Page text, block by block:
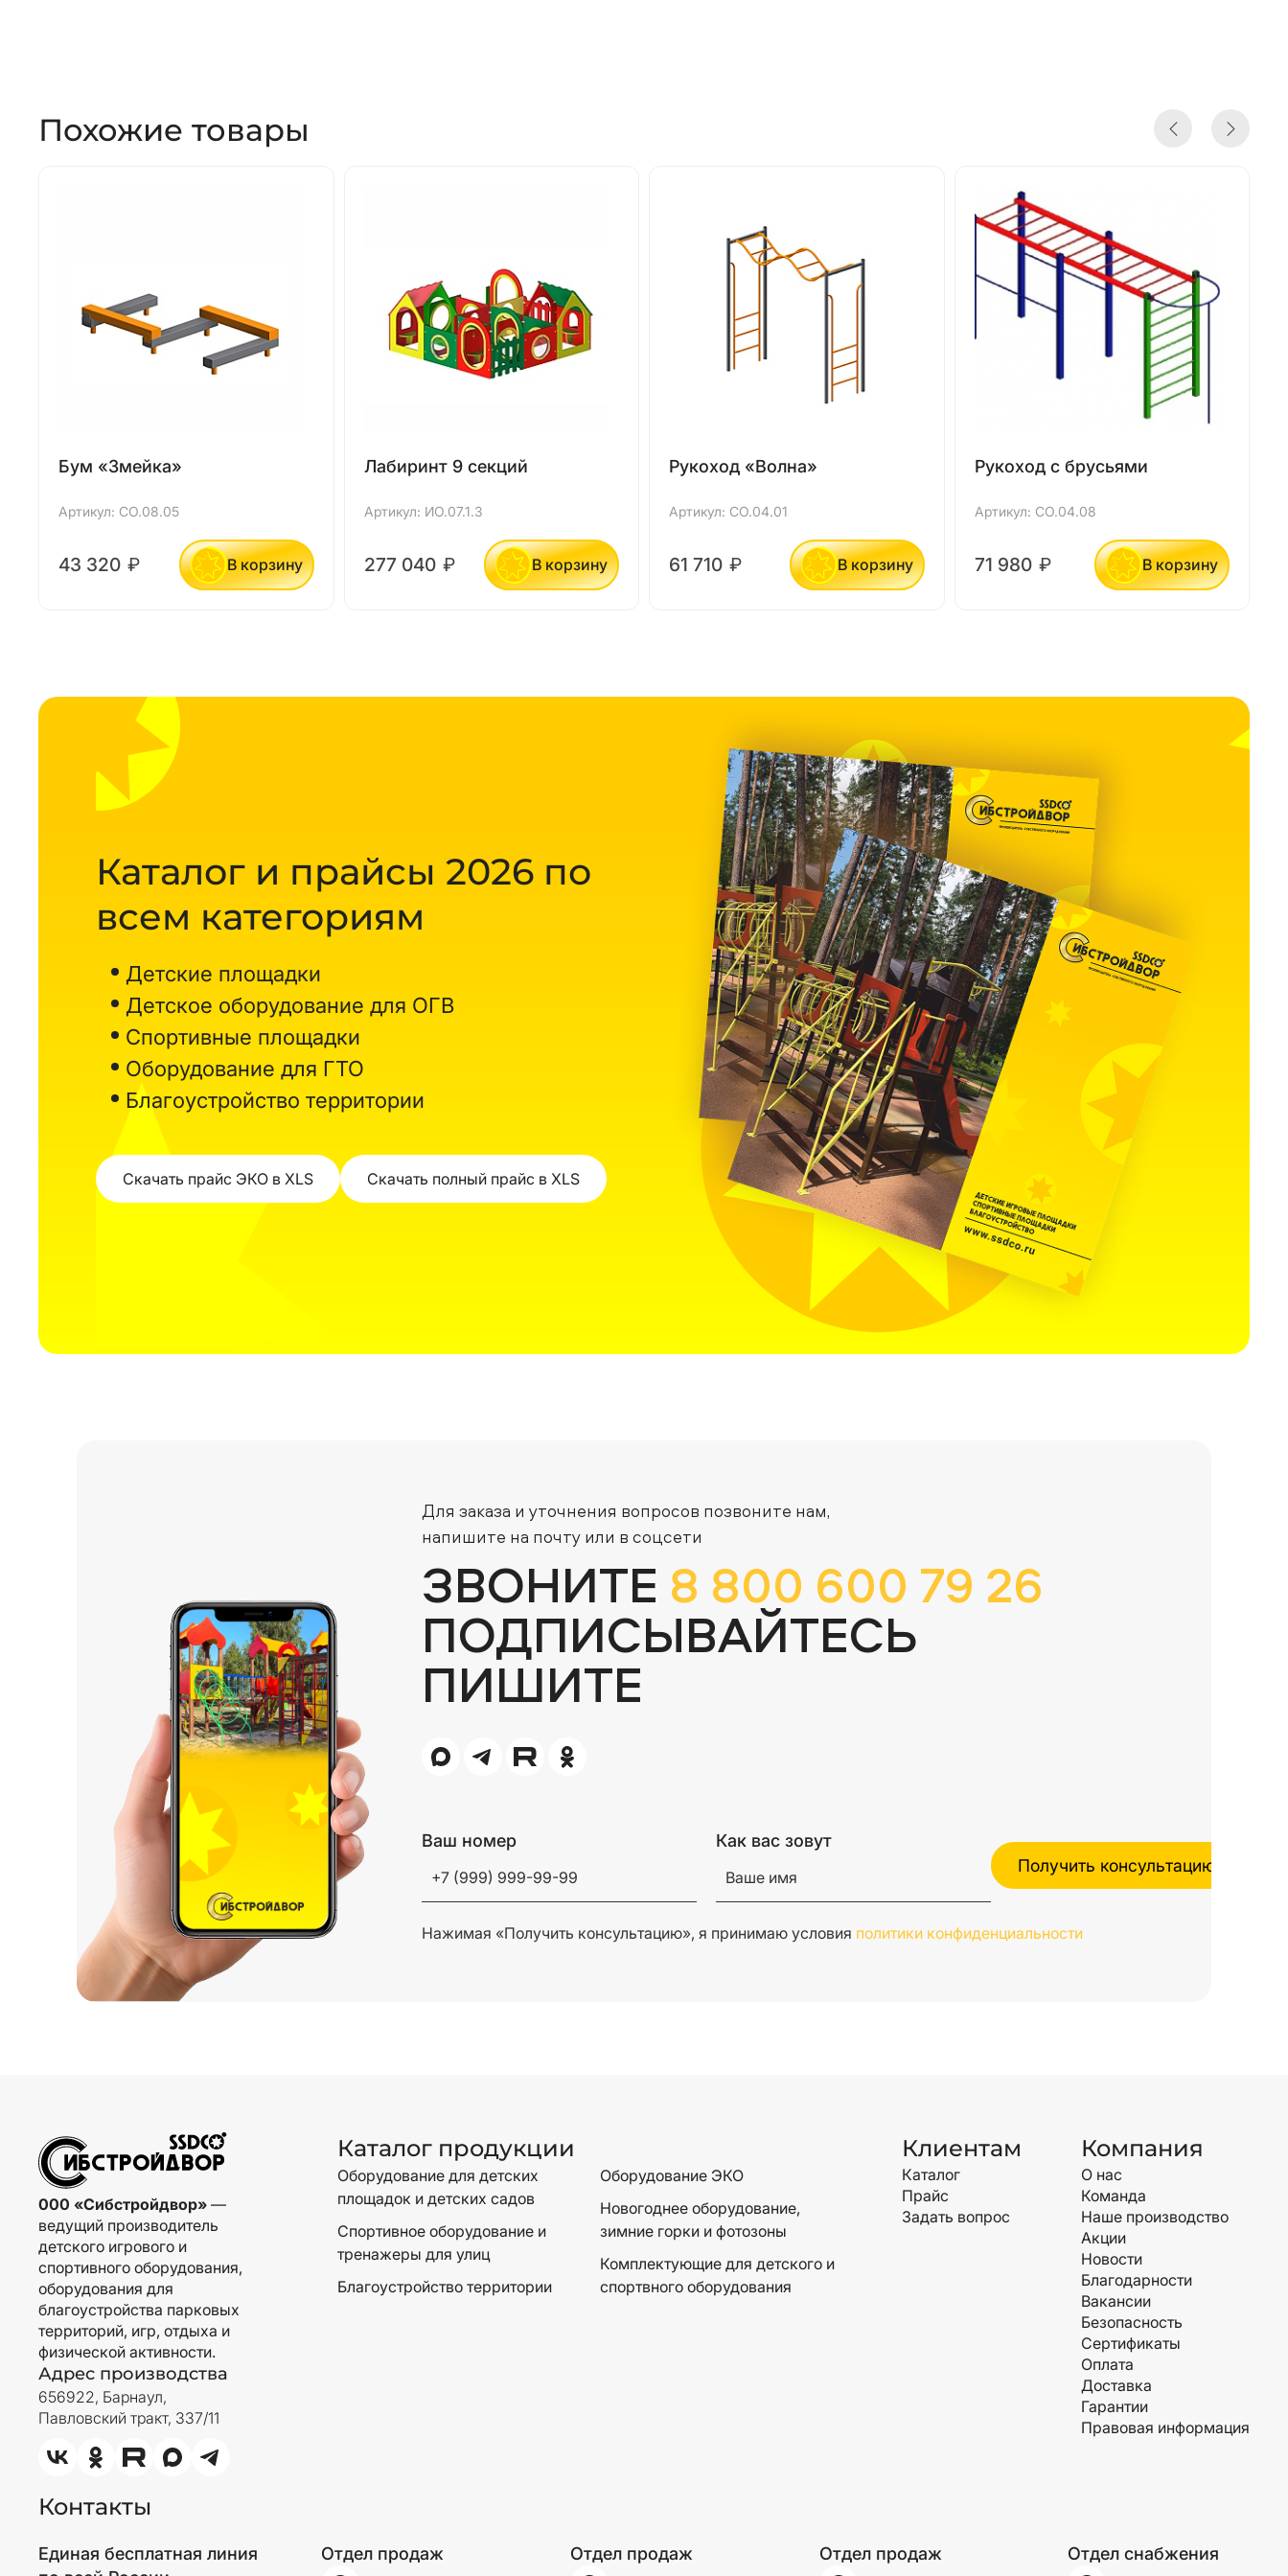
Похожие товары
Бум «Змейка»
Артикул: СО.08.05
43 320 ₽ В корзину
Лабиринт 9 секций
Артикул: ИО.07.1.3
277 040 ₽ В корзину
Рукоход «Волна»
Артикул: СО.04.01
61 710 ₽ В корзину
Рукоход с брусьями
Артикул: СО.04.08
71 980 ₽ В корзину
Каталог и прайсы 2026 по
всем категориям
Детские площадки
Детское оборудование для ОГВ
Спортивные площадки
Оборудование для ГТО
Благоустройство территории
Скачать прайс ЭКО в XLS Скачать полный прайс в XLS
Для заказа и уточнения вопросов позвоните нам,
напишите на почту или в соцсети
ЗВОНИТЕ 8 800 600 79 26
ПОДПИСЫВАЙТЕСЬ
ПИШИТЕ
Ваш номер Как вас зовут
Нажимая «Получить консультацию», я принимаю условия политики конфиденциальности
000 «Сибстройдвор» —
ведущий производитель
детского игрового и
спортивного оборудования,
оборудования для
благоустройства парковых
территорий, игр, отдыха и
физической активности.
Адрес производства
656922, Барнаул,
Павловский тракт, 337/11
Каталог продукции
Оборудование для детских
площадок и детских садов
Спортивное оборудование и
тренажеры для улиц
Благоустройство территории
Оборудование ЭКО
Новогоднее оборудование,
зимние горки и фотозоны
Комплектующие для детского и
спортвного оборудования
Клиентам
Каталог
Прайс
Задать вопрос
Компания
О нас
Команда
Наше производство
Акции
Новости
Благодарности
Вакансии
Безопасность
Сертификаты
Оплата
Доставка
Гарантии
Правовая информация
Контакты
Единая бесплатная линия
Отдел продаж Отдел продаж Отдел продаж Отдел снабжения